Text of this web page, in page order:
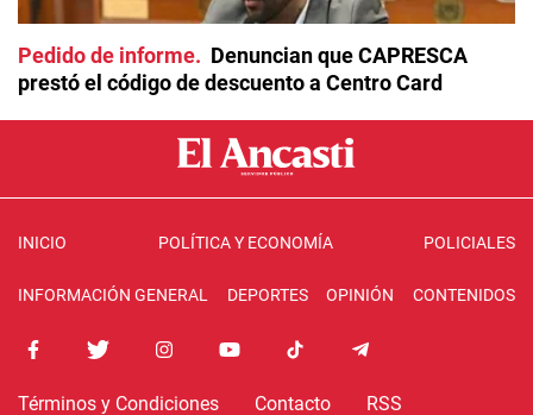
Pedido de informe
Denuncian que CAPRESCA
prestó el código de descuento a Centro Card
INICIO POLÍTICA Y ECONOMÍA POLICIALES
INFORMACIÓN GENERAL DEPORTES OPINIÓN CONTENIDOS
Términos y Condiciones Contacto RSS